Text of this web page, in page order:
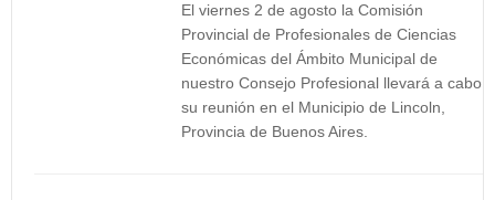
El viernes 2 de agosto la Comisión
Provincial de Profesionales de Ciencias
Económicas del Ámbito Municipal de
nuestro Consejo Profesional llevará a cabo
su reunión en el Municipio de Lincoln,
Provincia de Buenos Aires.